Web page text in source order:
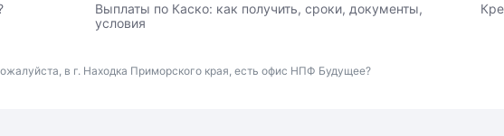
Выплаты по Каско: как получить, сроки, документы,
условия
в г. Находка Приморского края, есть офис НПФ Будущее?